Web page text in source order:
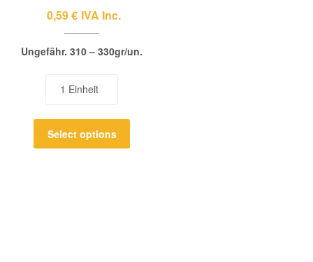
0,59€ IVA Inc.
Ungefähr. 310 – 330gr/un.
Select options